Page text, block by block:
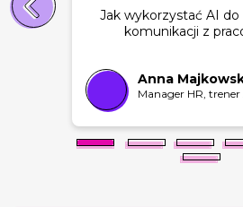
Jak wykorzystać AI do
komunikacji z
Anna
Manager HR, trener